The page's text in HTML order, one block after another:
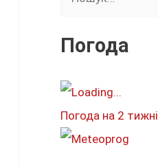
к
т
:
Погода
Погода на 2 тижні